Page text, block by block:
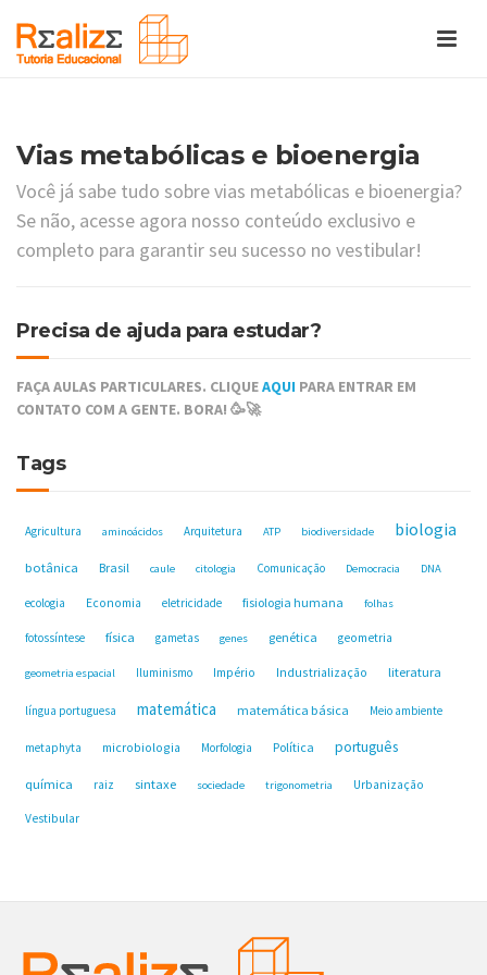
Vias metabólicas e bioenergia
Você já sabe tudo sobre vias metabólicas e bioenergia?
Se não, acesse agora nosso conteúdo exclusivo e
completo para garantir seu sucesso no vestibular!
Precisa de ajuda para estudar?
FAÇA AULAS PARTICULARES. CLIQUEAQUI PARA ENTRAR EM
CONTATO COM A GENTE. BORA! 🥳🚀
Tags
Agricultura aminoácidos Arquitetura ATP biodiversidade biologia
botânica Brasil caule citologia Comunicação Democracia DNA
ecologia Economia eletricidade fisiologia humana folhas
fotossíntese física gametas genes genética geometria
geometria espacial Iluminismo Império Industrialização literatura
língua portuguesa matemática matemática básica Meio ambiente
metaphyta microbiologia Morfologia Política português
química raiz sintaxe sociedade trigonometria Urbanização
Vestibular